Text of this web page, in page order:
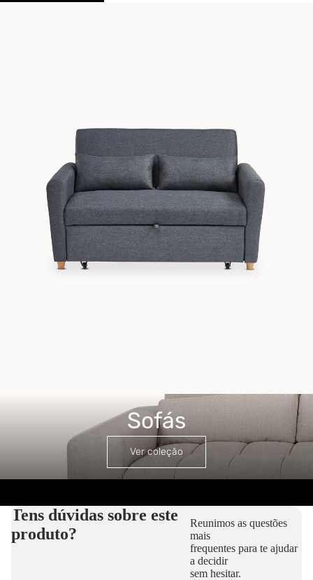
Sofás
Ver coleção
Tens dúvidas sobre este
produto?
Reunimos as questões
mais
frequentes para te ajudar
a decidir
sem hesitar.